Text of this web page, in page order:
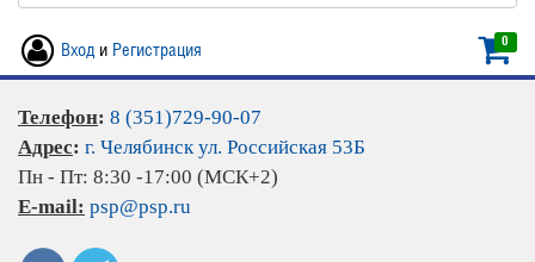
0
Вход и Регистрация
Телефон: 8 (351)729-90-07
Адрес: г. Челябинск ул. Российская 53Б
Пн - Пт: 8:30 -17:00 (МСК+2)
E-mail: psp@psp.ru